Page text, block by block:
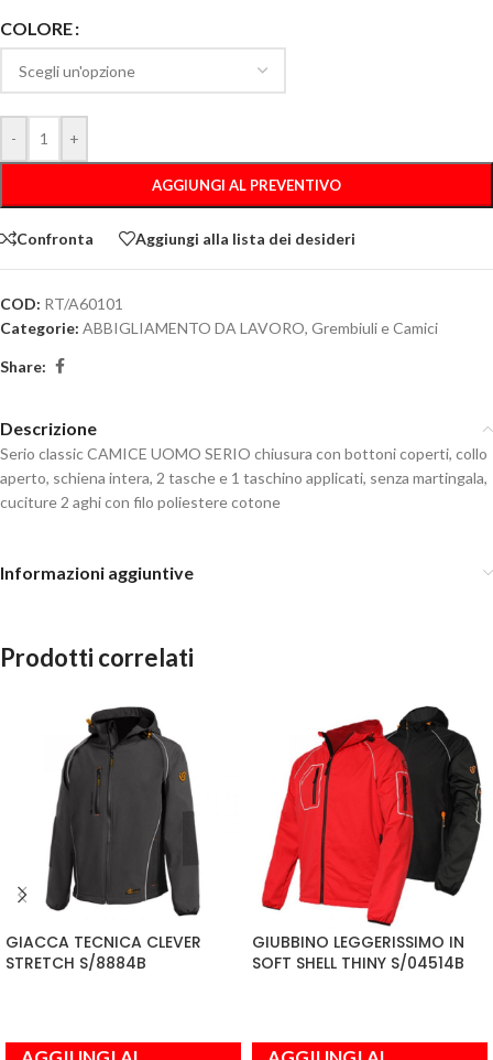
COLORE
- +
AGGIUNGI AL PREVENTIVO
Confronta Aggiungi alla lista dei desideri
COD: RT/A60101
Categorie: ABBIGLIAMENTO DA LAVORO, Grembiuli e Camici
Share:
Descrizione
Serio classic CAMICE UOMO SERIO chiusura con bottoni coperti, collo
aperto, schiena intera, 2 tasche e 1 taschino applicati, senza martingala,
cuciture 2 aghi con filo poliestere cotone
Informazioni aggiuntive
Prodotti correlati
GIACCA TECNICA CLEVER
STRETCH S/8884B
GIUBBINO LEGGERISSIMO IN
SOFT SHELL THINY S/04514B